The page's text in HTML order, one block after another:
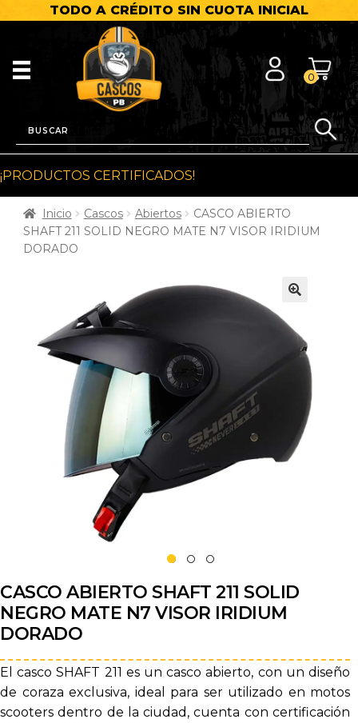
TODO A CRÉDITO SIN CUOTA INICIAL
0
¡PRODUCTOS CERTIFICADOS!
Inicio Cascos Abiertos
CASCO ABIERTO
SHAFT 211 SOLID NEGRO MATE N7 VISOR IRIDIUM
DORADO
CASCO ABIERTO SHAFT 211 SOLID
NEGRO MATE N7 VISOR IRIDIUM
DORADO
El casco SHAFT 211 es un casco abierto, con un diseño
de coraza exclusiva, ideal para ser utilizado en motos
scooters dentro de la ciudad, cuenta con certificación